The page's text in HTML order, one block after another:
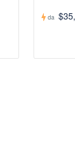
da